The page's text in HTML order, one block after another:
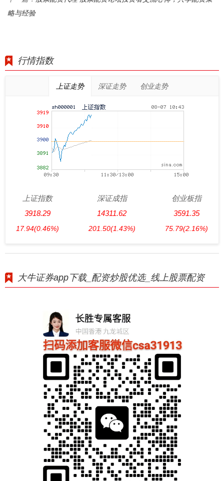
略与经验
行情指数
上证走势 深证走势 创业走势
上证指数
3918.29
17.94(0.46%)
深证成指
14311.62
201.50(1.43%)
创业板指
3591.35
75.79(2.16%)
大牛证券app下载_配资炒股优选_线上股票配资